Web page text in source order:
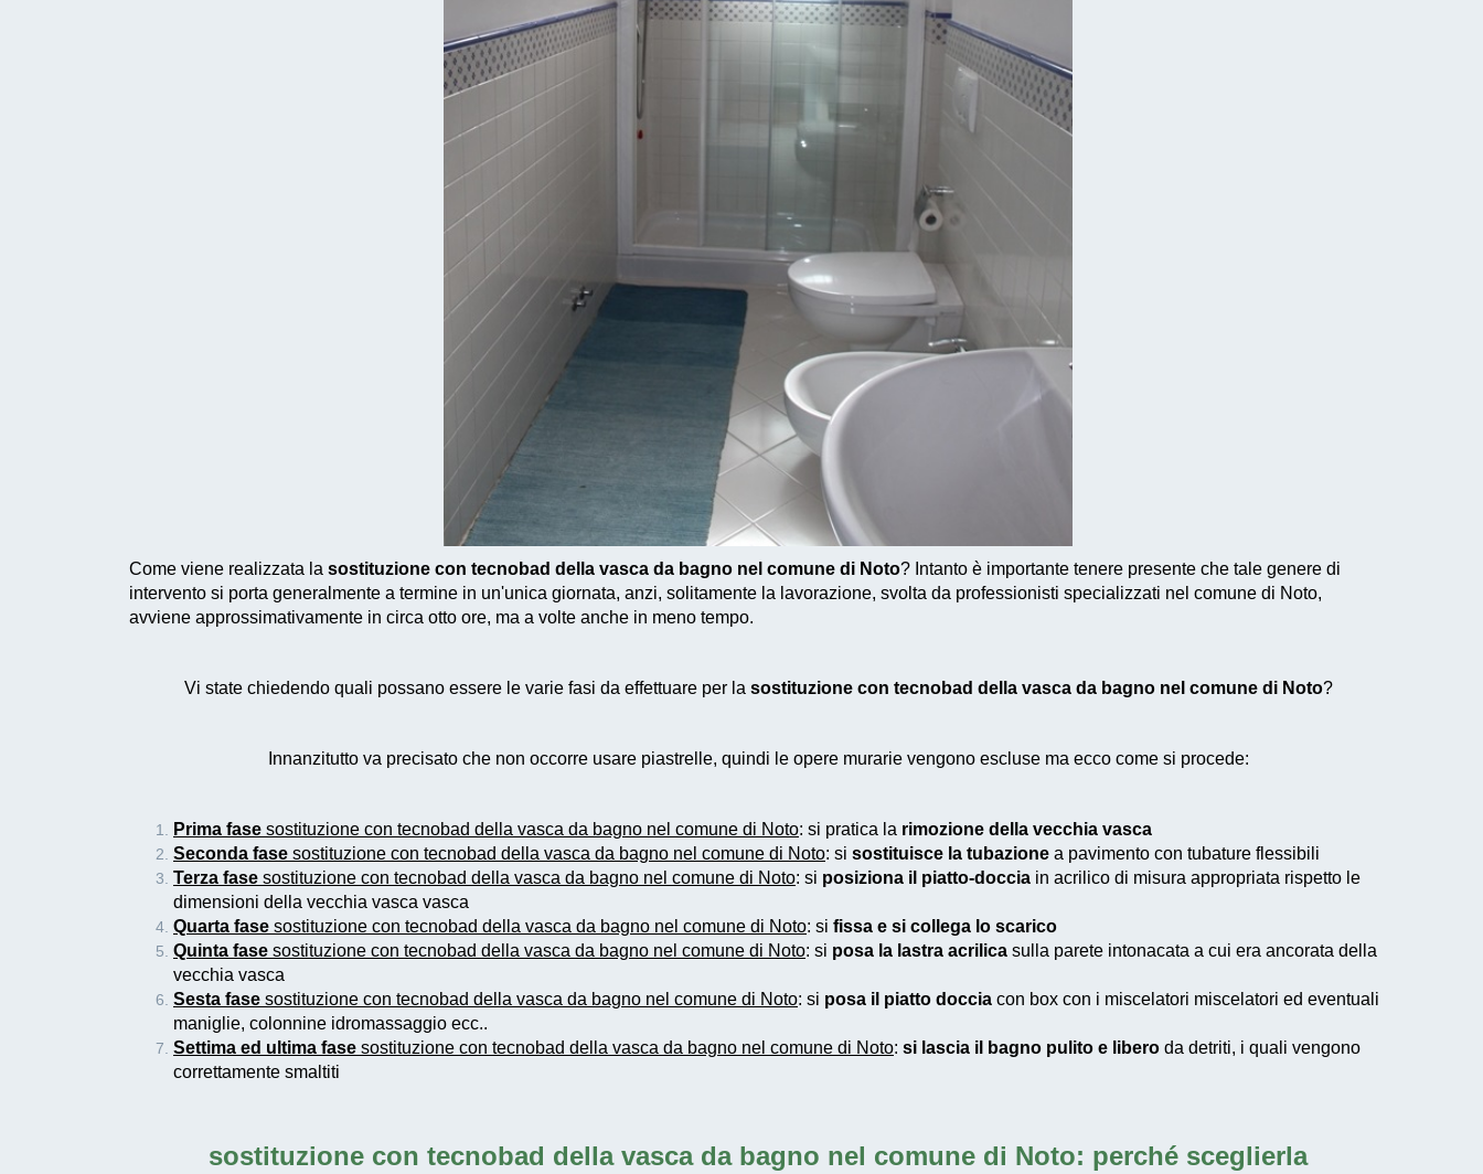
Come viene realizzata la sostituzione con tecnobad della vasca da bagno nel comune di Noto? Intanto è importante tenere presente che tale genere di
intervento si porta generalmente a termine in un'unica giornata, anzi, solitamente la lavorazione, svolta da professionisti specializzati nel comune di Noto,
avviene approssimativamente in circa otto ore, ma a volte anche in meno tempo.
Vi state chiedendo quali possano essere le varie fasi da effettuare per la sostituzione con tecnobad della vasca da bagno nel comune di Noto?
Innanzitutto va precisato che non occorre usare piastrelle, quindi le opere murarie vengono escluse ma ecco come si procede:
Prima fase sostituzione con tecnobad della vasca da bagno nel comune di Noto: si pratica la rimozione della vecchia vasca
Seconda fase sostituzione con tecnobad della vasca da bagno nel comune di Noto: si sostituisce la tubazione a pavimento con tubature flessibili
Terza fase sostituzione con tecnobad della vasca da bagno nel comune di Noto: si posiziona il piatto-doccia in acrilico di misura appropriata rispetto le
dimensioni della vecchia vasca vasca
Quarta fase sostituzione con tecnobad della vasca da bagno nel comune di Noto: si fissa e si collega lo scarico
Quinta fase sostituzione con tecnobad della vasca da bagno nel comune di Noto: si posa la lastra acrilica sulla parete intonacata a cui era ancorata della
vecchia vasca
Sesta fase sostituzione con tecnobad della vasca da bagno nel comune di Noto: si posa il piatto doccia con box con i miscelatori miscelatori ed eventuali
maniglie, colonnine idromassaggio ecc..
Settima ed ultima fase sostituzione con tecnobad della vasca da bagno nel comune di Noto: si lascia il bagno pulito e libero da detriti, i quali vengono
correttamente smaltiti
sostituzione con tecnobad della vasca da bagno nel comune di Noto: perché sceglierla